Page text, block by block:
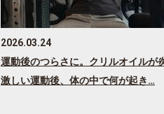
2026.03.24
運動後のつらさに。クリルオイルが
激しい運動後、体の中で何が起き…